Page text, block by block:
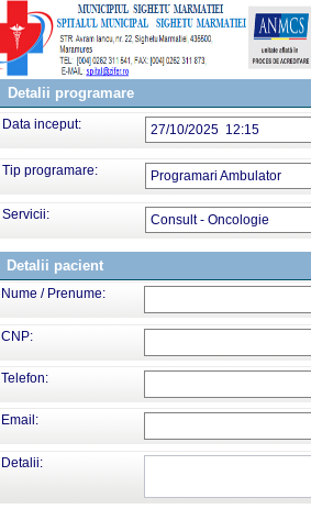
Detalii programare
Data inceput: 27/10/2025 12:15
Tip programare: Programari Ambulator
Servicii: Consult - Oncologie
Detalii pacient
Nume / Prenume:
CNP:
Telefon:
Email:
Detalii: